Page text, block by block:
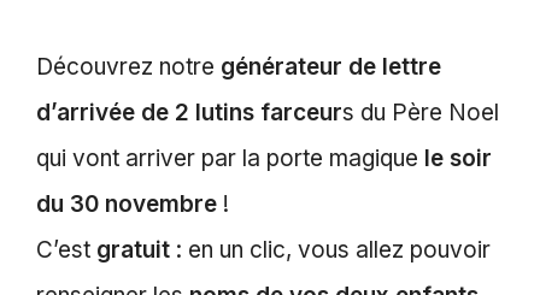
Découvrez notre générateur de lettre
d’arrivée de 2 lutins farceurs du Père Noel
qui vont arriver par la porte magique le soir
du 30 novembre !
C’est gratuit : en un clic, vous allez pouvoir